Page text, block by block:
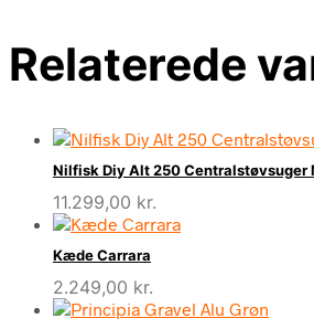
Relaterede
Nilfisk Diy Alt 250 Centralstøvsuger
11.299,00 kr.
Kæde Carrara
2.249,00 kr.